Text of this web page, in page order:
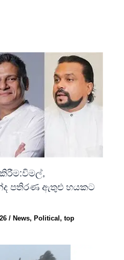
පතිරණ ඇතුළු හයකට
/News,Political,top